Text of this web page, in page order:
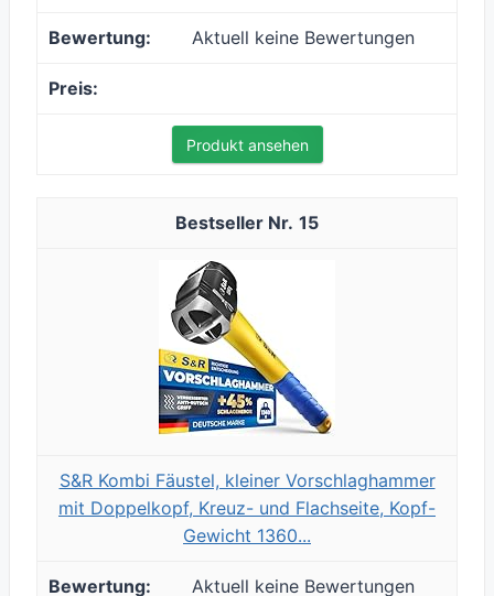
Aktuell keine Bewertungen
Produkt ansehen
15
S&R Kombi Fäustel, kleiner Vorschlaghammer
mit Doppelkopf, Kreuz- und Flachseite, Kopf-
Gewicht 1360...
Aktuell keine Bewertungen